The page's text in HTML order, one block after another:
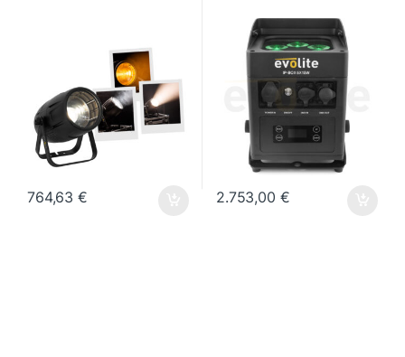
764,63€ 2.753,00 €